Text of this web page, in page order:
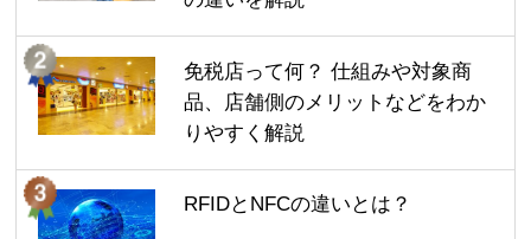
免税店って何？ 仕組みや対象商
品、店舗側のメリットなどをわか
りやすく解説
RFIDとNFCの違いとは？